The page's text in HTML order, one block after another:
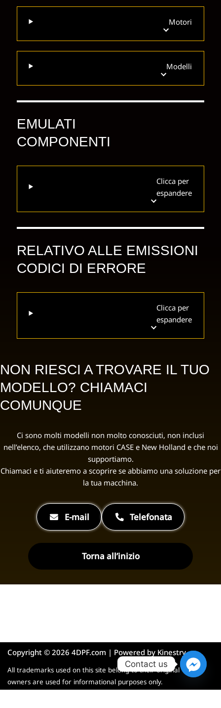
Motori
Modelli
EMULATI
COMPONENTI
Clicca per
espandere
RELATIVO ALLE EMISSIONI
CODICI DI ERRORE
Clicca per
espandere
NON RIESCI A TROVARE IL TUO
MODELLO? CHIAMACI
COMUNQUE
Ci sono molti modelli non molto conosciuti, non inclusi
nell’elenco, che utilizzano motori CASE e New Holland e che noi
supportiamo.
Chiamaci e ti aiuteremo a scoprire se abbiamo una soluzione per
la tua macchina.
E-mail Telefonata
Torna all’inizio
Copyright © 2026 4DPF.com | Powered by Kinestry
All trademarks used on this site belong to their original
owners are used for informational purposes only.
Contact us